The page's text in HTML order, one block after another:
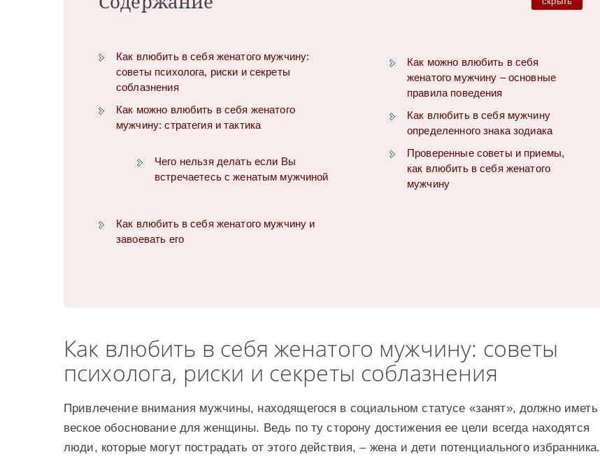
Как влюбить в себя женатого мужчину:
советы психолога, риски и секреты
соблазнения
Как можно влюбить в себя женатого
мужчину: стратегия и тактика
Чего нельзя делать если Вы
встречаетесь с женатым мужчиной
Как влюбить в себя женатого мужчину и
завоевать его
Как можно влюбить в себя
женатого мужчину – основные
правила поведения
Как влюбить в себя мужчину
определенного знака зодиака
Проверенные советы и приемы,
как влюбить в себя женатого
мужчину
Как влюбить в себя женатого мужчину: советы
психолога, риски и секреты соблазнения
Привлечение внимания мужчины, находящегося в социальном статусе «занят», должно иметь
веское обоснование для женщины. Ведь по ту сторону достижения ее цели всегда находятся
люди, которые могут пострадать от этого действия, – жена и дети потенциального избранника.